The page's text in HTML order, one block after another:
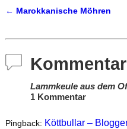
← Marokkanische Möhren
Lammkeule aus dem
1 Kommentar
Pingback: Köttbullar –